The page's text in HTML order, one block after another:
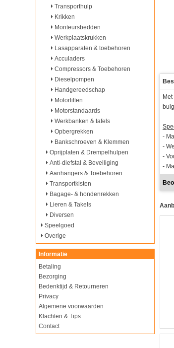
Transporthulp
Krikken
Monteursbedden
Werkplaatskrukken
Lasapparaten & toebehoren
Acculaders
Compressors & Toebehoren
Dieselpompen
Handgereedschap
Motorliften
Motorstandaards
Werkbanken & tafels
Opbergrekken
Bankschroeven & Klemmen
Oprijplaten & Drempelhulpen
Anti-diefstal & Beveiliging
Aanhangers & Toebehoren
Transportkisten
Bagage- & hondenrekken
Lieren & Takels
Diversen
Speelgoed
Overige
Informatie
Betaling
Bezorging
Bedenktijd & Retourneren
Privacy
Algemene voorwaarden
Klachten & Tips
Contact
-
-
-
-